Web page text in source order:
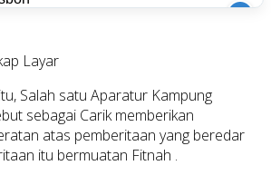
i
Layar
Salah satu Aparatur Kampung
sebagai Carik memberikan
atas pemberitaan yang beredar
itu bermuatan Fitnah .